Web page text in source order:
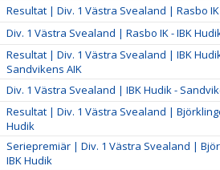
Resultat | Div. 1 Västra Svealand | Rasbo IK
Div. 1 Västra Svealand | Rasbo IK - IBK
Resultat | Div. 1 Västra Svealand | IBK
Sandvikens AIK
Div. 1 Västra Svealand | IBK Hudik -
Resultat | Div. 1 Västra Svealand |
Hudik
Seriepremiär | Div. 1 Västra Svealand |
IBK Hudik